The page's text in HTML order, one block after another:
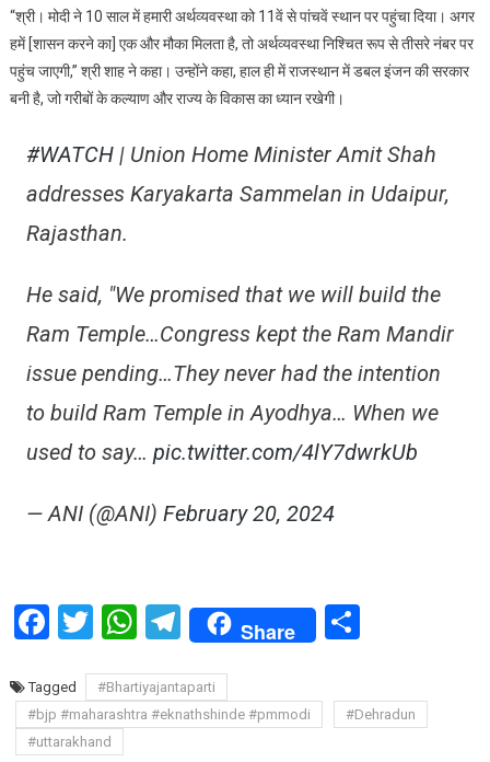
“श्री। मोदी ने 10 साल में हमारी अर्थव्यवस्था को 11वें से पांचवें स्थान पर पहुंचा दिया। अगर
हमें [शासन करने का] एक और मौका मिलता है, तो अर्थव्यवस्था निश्चित रूप से तीसरे नंबर पर
पहुंच जाएगी,” श्री शाह ने कहा। उन्होंने कहा, हाल ही में राजस्थान में डबल इंजन की सरकार
बनी है, जो गरीबों के कल्याण और राज्य के विकास का ध्यान रखेगी।
#WATCH| Union Home Minister Amit Shah
addresses Karyakarta Sammelan in Udaipur,
Rajasthan.
He said, "We promised that we will build the
Ram Temple…Congress kept the Ram Mandir
issue pending…They never had the intention
to build Ram Temple in Ayodhya… When we
used to say… pic.twitter.com/4lY7dwrkUb
— ANI (@ANI) February 20, 2024
Facebook
Twitter
WhatsApp
Telegram
Share Share
Tagged
#Bhartiyajantaparti
#bjp #maharashtra #eknathshinde #pmmodi
#Dehradun
#uttarakhand